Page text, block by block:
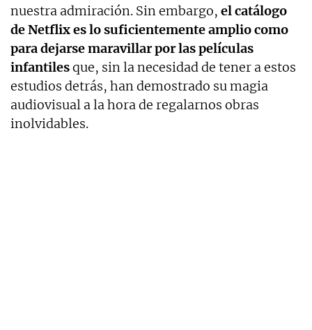
nuestra admiración. Sin embargo, el catálogo
de Netflix es lo suficientemente amplio como
para dejarse maravillar por las películas
infantilesque, sin la necesidad de tener a estos
estudios detrás, han demostrado su magia
audiovisual a la hora de regalarnos obras
inolvidables.